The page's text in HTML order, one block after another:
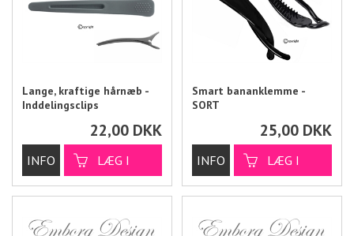
Lange, kraftige hårnæb -
Inddelingsclips
22,00 DKK
Smart bananklemme -
SORT
25,00 DKK